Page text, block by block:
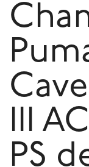
III
PS